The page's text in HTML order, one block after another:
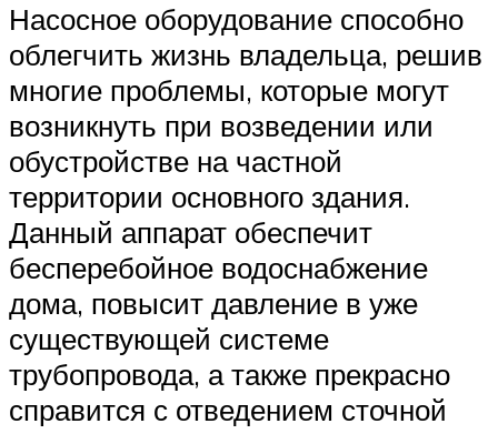
Насосное оборудование способно
облегчить жизнь владельца, решив
многие проблемы, которые могут
возникнуть при возведении или
обустройстве на частной
территории основного здания.
Данный аппарат обеспечит
бесперебойное водоснабжение
дома, повысит давление в уже
существующей системе
трубопровода, а также прекрасно
справится с отведением сточной